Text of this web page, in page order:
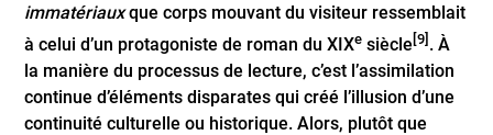
immatériauxque corps mouvant du visiteur ressemblait
à celui d’un protagoniste de roman du XIXe siècle[9] . À
la manière du processus de lecture, c’est l’assimilation
continue d’éléments disparates qui créé l’illusion d’une
continuité culturelle ou historique. Alors, plutôt que